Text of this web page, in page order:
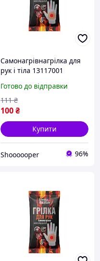
Самонагрівнагрілка для
рук і тіла 13117001
Готово до відправки
100₴
111 ₴
Купити
Shoooooper 96%